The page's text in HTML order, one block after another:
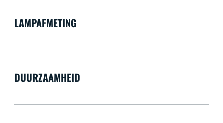
LAMPAFMETING
DUURZAAMHEID